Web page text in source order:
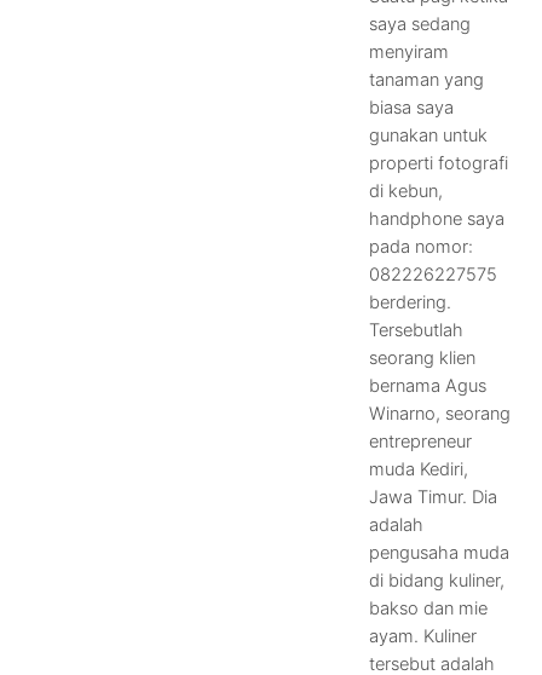
saya sedang
menyiram
tanaman yang
biasa saya
gunakan untuk
properti fotografi
di kebun,
handphone saya
pada nomor:
082226227575
berdering.
Tersebutlah
seorang klien
bernama Agus
Winarno, seorang
entrepreneur
muda Kediri,
Jawa Timur. Dia
adalah
pengusaha muda
di bidang kuliner,
bakso dan mie
ayam. Kuliner
tersebut adalah